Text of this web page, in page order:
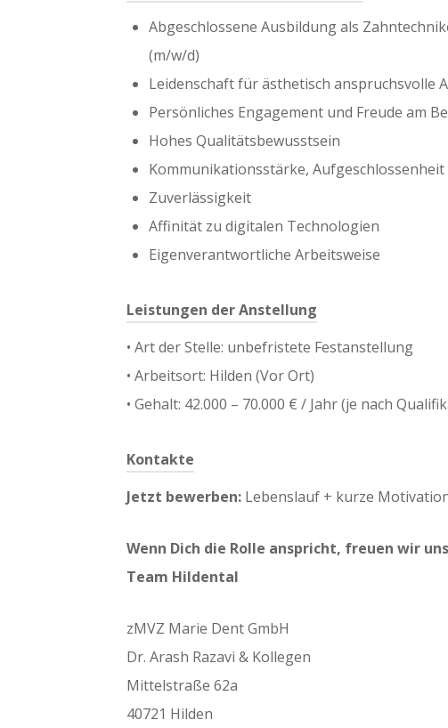
Abgeschlossene Ausbildung als
(m/w/d)
Leidenschaft für ästhetisch anspruchsvolle
Persönliches Engagement und Freude am
Hohes Qualitätsbewusstsein
Kommunikationsstärke,
Zuverlässigkeit
Affinität zu digitalen Technologien
Eigenverantwortliche Arbeitsweise
Leistungen der Anstellung
•⁠ ⁠Art der Stelle: unbefristete Festanstellung
•⁠ ⁠Arbeitsort: Hilden (Vor Ort)
•⁠ ⁠Gehalt: 42.000 – 70.000 € / Jahr (je nach
Kontakte
Jetzt bewerben: Lebenslauf + kurze
Wenn Dich die Rolle anspricht, freuen wir
Team Hildental
zMVZ Marie Dent GmbH
Dr. Arash Razavi & Kollegen
Mittelstraße 62a
40721 Hilden